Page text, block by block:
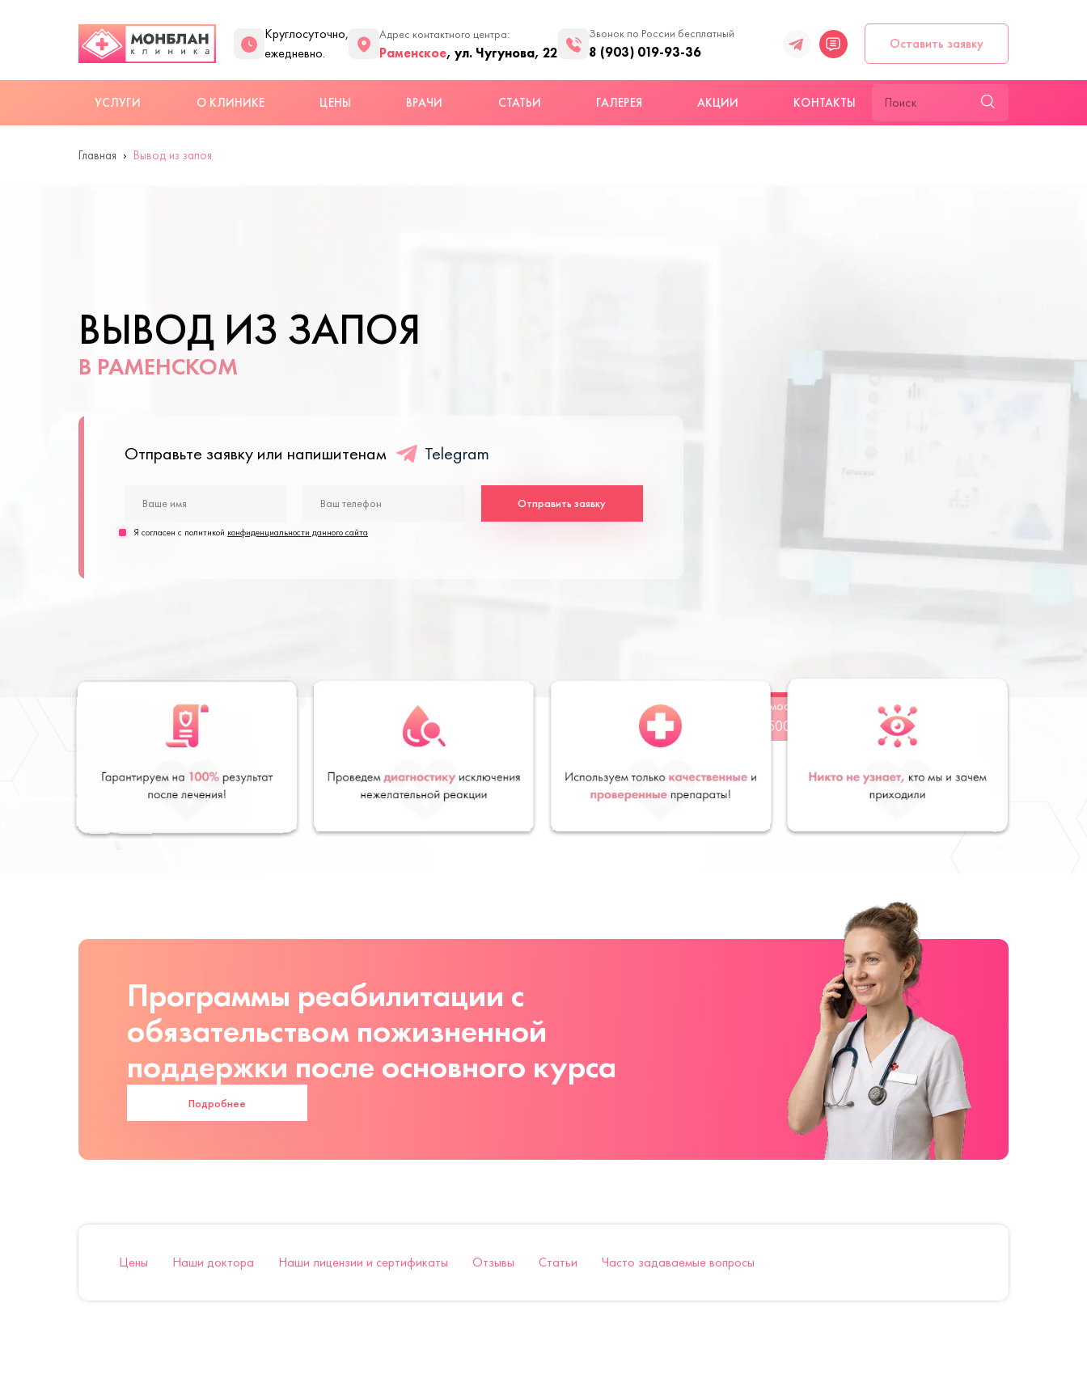
Круглосуточно,
ежедневно.
Адрес контактного центра:
Раменское, ул. Чугунова, 22
Звонок по России бесплатный
8 (903) 019-93-36
Оставить заявку
УСЛУГИ О КЛИНИКЕ ЦЕНЫ ВРАЧИ СТАТЬИ ГАЛЕРЕЯ АКЦИИ КОНТАКТЫ
Главная Вывод из запоя
ВЫВОД ИЗ ЗАПОЯ
В РАМЕНСКОМ
Отправьте заявку или напишитенам Telegram
Отправить заявку
Я согласен с политикой конфиденциальности данного сайта
Стоимость
от 2500 руб
Заказать
Программы реабилитации с
обязательством пожизненной
поддержки после основного курса
Подробнее
Цены Наши доктора Наши лицензии и сертификаты Отзывы Статьи Часто задаваемые вопросы